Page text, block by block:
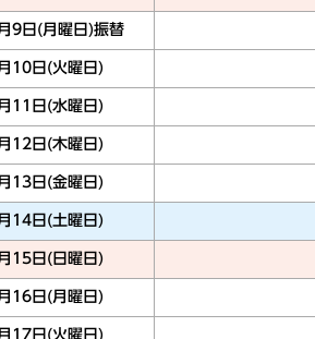
9日(月曜日)振替
10日(火曜日)
11日(水曜日)
12日(木曜日)
13日(金曜日)
14日(土曜日)
15日(日曜日)
16日(月曜日)
17日(火曜日)